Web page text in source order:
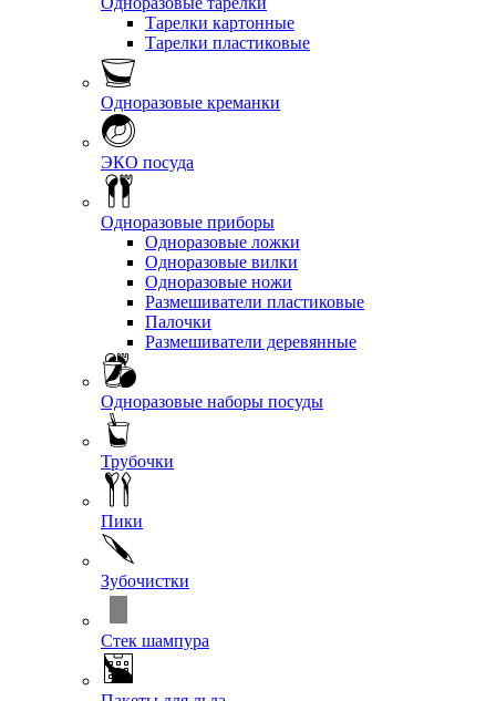
Тарелки картонные
Тарелки пластиковые
Одноразовые креманки
ЭКО посуда
Одноразовые приборы
Одноразовые ложки
Одноразовые вилки
Одноразовые ножи
Размешиватели пластиковые
Палочки
Размешиватели деревянные
Одноразовые наборы посуды
Трубочки
Пики
Зубочистки
Стек шампура